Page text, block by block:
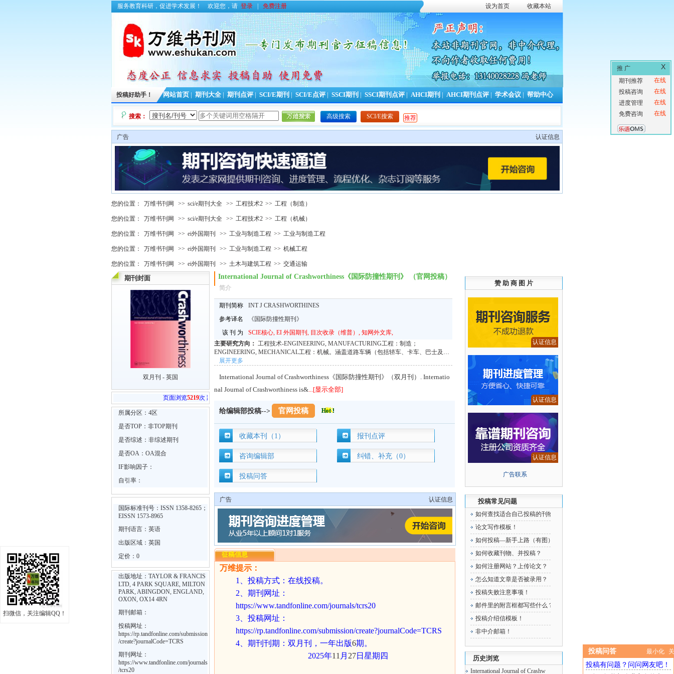
扫微信，关注编辑QQ！
服务教育科研，促进学术发展！ 欢迎您，请 登录 免费注册 设为首页 收藏本站
投稿好助手！ 网站首页 期刊大全 期刊点评 SCI/E期刊 SCI/E点评 SSCI期刊 SSCI期刊点评 AHCI期刊 AHCI期刊点评 学术会议 帮助中心
搜索： 高级搜索 SCI/E搜索 推荐
投稿问答 最小化
投稿有问题？问问网友吧！
认证信息
广告
您的位置： 万维书刊网 >> sci/e期刊大全 >> 工程技术2 >> 工程（制造）
您的位置： 万维书刊网 >> sci/e期刊大全 >> 工程技术2 >> 工程（机械）
您的位置： 万维书刊网 >> ei外国期刊 >> 工业与制造工程 >> 工业与制造工程
您的位置： 万维书刊网 >> ei外国期刊 >> 工业与制造工程 >> 机械工程
您的位置： 万维书刊网 >> ei外国期刊 >> 土木与建筑工程 >> 交通运输
期刊封面
双月刊 - 英国
页面浏览5219次 跳转官网
所属分区：4区
是否TOP：非TOP期刊
是否综述：非综述期刊
是否OA：OA混合
IF影响因子：
自引率：
国际标准刊号：ISSN 1358-8265；
EISSN 1573-8965
期刊语言：英语
出版区域：英国
定价：0
出版地址：TAYLOR & FRANCIS
LTD, 4 PARK SQUARE, MILTON
PARK, ABINGDON, ENGLAND,
OXON, OX14 4RN
期刊邮箱：
投稿网址：
https://rp.tandfonline.com/submission
/create?journalCode=TCRS
期刊网址：
https://www.tandfonline.com/journals
/tcrs20
International Journal of Crashworthiness《国际防撞性期刊》 （官网投稿）
简介
期刊简称
INT J CRASHWORTHINES
参考译名
《国际防撞性期刊》
该 刊 为
SCIE核心, EI 外国期刊, 目次收录（维普）, 知网外文库,
主要研究方向： 工程技术-ENGINEERING, MANUFACTURING工程：制造；
ENGINEERING, MECHANICAL工程：机械。涵盖道路车辆（包括轿车、卡车、巴士及摩
托车）、轨道车辆、航空航天器、船舶与潜艇、海上及陆上设施耐撞性研究；欢迎以下研
型耐撞结构研发、约束系统创新设计、事故精准重构技术等。
展开更多
International Journal of Crashworthiness《国际防撞性期刊》（双月刊）. Internatio
nal Journal of Crashworthiness is&...[显示全部]
给编辑部投稿--> 官网投稿
收藏本刊（1） 报刊点评
咨询编辑部 纠错、补充（0）
投稿问答
认证信息
广告
征稿信息
万维提示：
1
、投稿方式：在线投稿。
2 、期刊网址：
https://www.tandfonline.com/journals/tcrs20
3 、投稿网址：
https://rp.tandfonline.com/submission/create?journalCode=TCRS
4 、期刊刊期：双月刊，一年出版6期。
2025年11 月 27日星期四
赞 助 商 图 片
认证信息
认证信息
认证信息
广告联系
投稿常见问题
如何查找适合自己投稿的刊物！
论文写作模板！
如何投稿—新手上路（有图）！
如何收藏刊物、并投稿？
如何注册网站？上传论文？
怎么知道文章是否被录用？
投稿失败注意事项！
邮件里的附言框都写些什么？
投稿介绍信模板！
非中介邮箱！
历史浏览
International Journal of Crashworthiness《国际防撞性期刊》
X
推 广
在线
期刊推荐
在线
投稿咨询
在线
进度管理
在线
免费咨询